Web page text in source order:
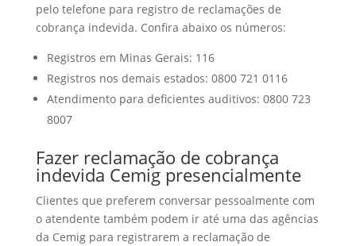
pelo telefone para registro de reclamações de
cobrança indevida. Confira abaixo os números:
Registros em Minas Gerais: 116
Registros nos demais estados: 0800 721 0116
Atendimento para deficientes auditivos: 0800 723
8007
Fazer reclamação de cobrança
indevida Cemig presencialmente
Clientes que preferem conversar pessoalmente com
o atendente também podem ir até uma das agências
da Cemig para registrarem a reclamação de